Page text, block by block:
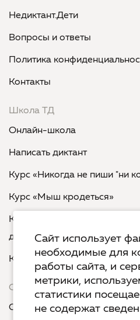
Недиктант.Дети
Вопросы и ответы
Политика
Контакты
Школа ТД
Онлайн-школа
Написать диктант
Курс «Никогда не пиши "ни
Курс «Мыш кродеться»
Курс «Русская пунктуация:
двоеточия»
Курс «Я пишу - мне
Сервисы
Организовать акцию в своем
Сайт использует
необходимые для
работы сайта, и
метрики,
статистики
не содержат